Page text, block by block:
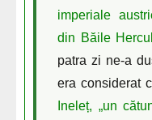
imperiale
din Băile
patra zi ne-a
era considerat
Ineleț, „un